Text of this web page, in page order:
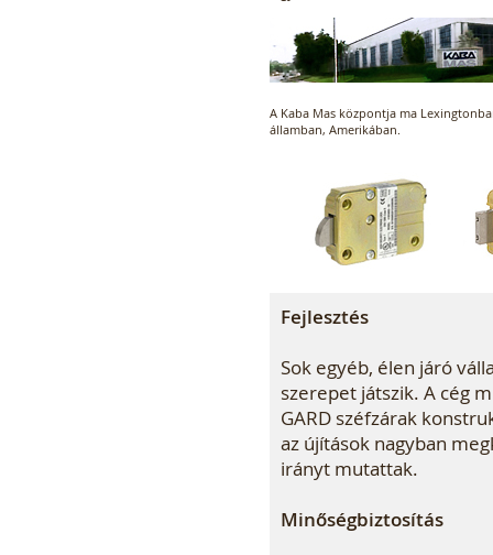
A Kaba Mas központja ma
államban, Amerikában.
Fejlesztés
Sok egyéb, élen járó
szerepet játszik. A cég
GARD széfzárak
az újítások nagyban
irányt mutattak.
Minőségbiztosítás